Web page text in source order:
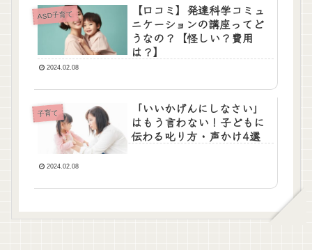
ASD子育て
【口コミ】発達科学コミュ
ニケーションの講座ってど
うなの？【怪しい？費用
は？】
2024.02.08
子育て
「いいかげんにしなさい」
はもう言わない！子どもに
伝わる叱り方・声かけ4選
2024.02.08